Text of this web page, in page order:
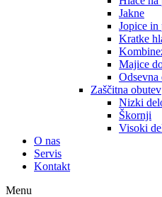
Jakne
Jopice in
Kratke
Majice
Odsevna
Zaščitna obutev
Nizki
Škornji
Visoki
O nas
Servis
Kontakt
Menu